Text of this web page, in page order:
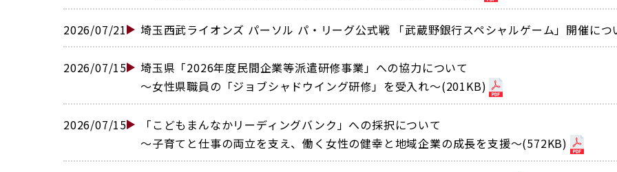
2026/07/21 埼玉西武ライオンズ パーソル パ・リーグ公式戦 「武蔵野銀行スペシャルゲーム」開催に
2026/07/15
埼玉県「2026年度民間企業等派遣研修事業」への協力について
〜女性県職員の「ジョブシャドウイング研修」を受入れ〜(201KB)
2026/07/15
「こどもまんなかリーディングバンク」への採択について
〜子育てと仕事の両立を支え、働く女性の健幸と地域企業の成長を支援〜(572KB)